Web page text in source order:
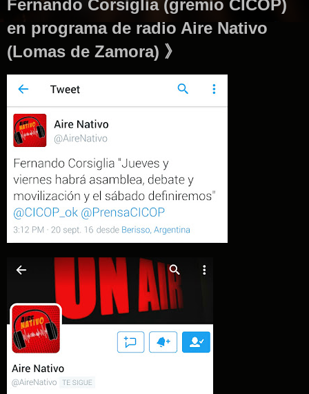
Fernando Corsiglia (gremio CICOP)
en programa de radio Aire Nativo
(Lomas de Zamora) 》